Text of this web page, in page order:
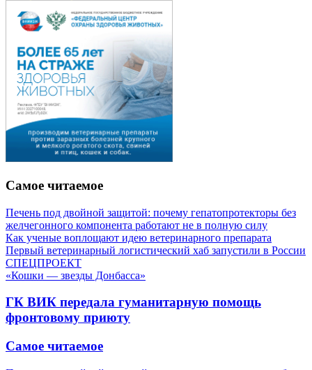
Самое читаемое
Печень под двойной защитой: почему гепатопротекторы без
желчегонного компонента работают не в полную силу
Как ученые воплощают идею ветеринарного препарата
Первый ветеринарный логистический хаб запустили в России
СПЕЦПРОЕКТ
«Кошки — звезды Донбасса»
ГК ВИК передала гуманитарную помощь
фронтовому приюту
Самое читаемое